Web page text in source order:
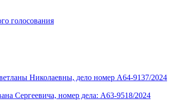
голосования
Николаевны, дело номер А64-9137/2024
Сергеевича, номер дела: А63-9518/2024